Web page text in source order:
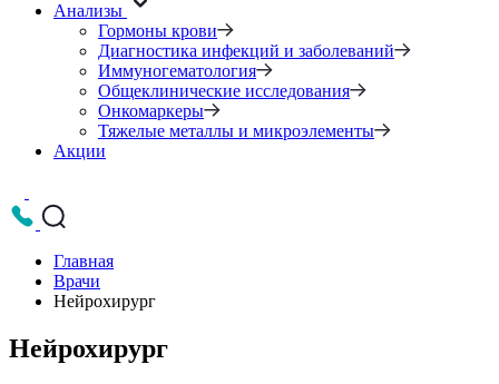
Анализы
Гормоны крови
Диагностика инфекций и заболеваний
Иммуногематология
Общеклинические исследования
Онкомаркеры
Тяжелые металлы и микроэлементы
Акции
Главная
Врачи
Нейрохирург
Нейрохирург